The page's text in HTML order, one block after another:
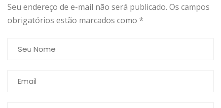
Seu endereço de e-mail não será publicado. Os campos
obrigatórios estão marcados como *